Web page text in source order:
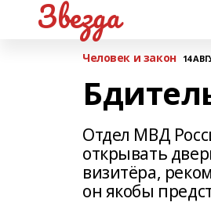
Звезда
Человек и закон 14
Отдел МВД
открывать
визитёра,
он якобы